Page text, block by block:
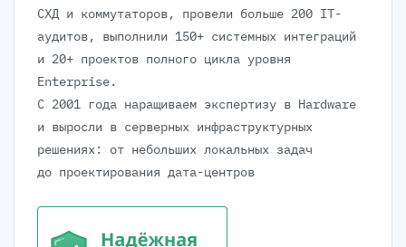
СХД и коммутаторов, провели больше 200 IT-
аудитов, выполнили 150+ системных интеграций
и 20+ проектов полного цикла уровня
Enterprise.
С 2001 года наращиваем экспертизу в Hardware
и выросли в серверных инфраструктурных
решениях: от небольших локальных задач
до проектирования дата-центров